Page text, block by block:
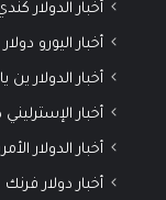
أخبار الدولار
أخبار اليورو دولار
أخبار الدولار ين
أخبار الإسترليني
أخبار الدولار
أخبار دولار فرنك